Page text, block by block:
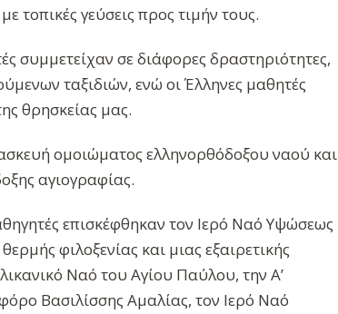
γεύσεις προς τιμήν τους.
συμμετείχαν σε διάφορες δραστηριότητες,
ταξιδιών, ενώ οι Έλληνες μαθητές
θρησκείας μας.
ομοιώματος ελληνορθόδοξου ναού και
αγιογραφίας.
επισκέφθηκαν τον Ιερό Ναό Υψώσεως
φιλοξενίας και μιας εξαιρετικής
Ναό του Αγίου Παύλου, την Α’
Βασιλίσσης Αμαλίας, τον Ιερό Ναό